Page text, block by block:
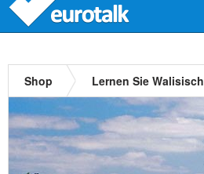
Shop Lernen Sie Walisisch